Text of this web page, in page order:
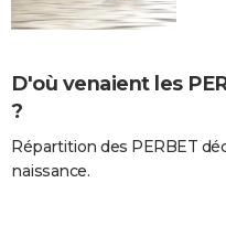
D'où venaient les
?
Répartition des PERBET
naissance.